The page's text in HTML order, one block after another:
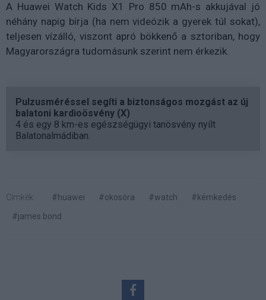
A Huawei Watch Kids X1 Pro 850 mAh-s akkujával jó
néhány napig bírja (ha nem videózik a gyerek túl sokat),
teljesen vízálló, viszont apró bökkenő a sztoriban, hogy
Magyarországra tudomásunk szerint nem érkezik.
Pulzusméréssel segíti a biztonságos mozgást az új
balatoni kardioösvény (X)
4 és egy 8 km-es egészségügyi tanösvény nyílt
Balatonalmádiban.
Címkék: #huawei #okosóra #watch
#kémkedés
#james bond